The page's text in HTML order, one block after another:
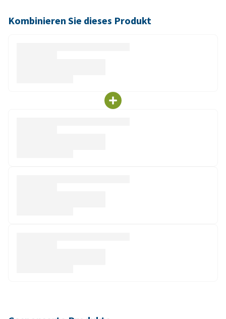
Kombinieren Sie dieses Produkt